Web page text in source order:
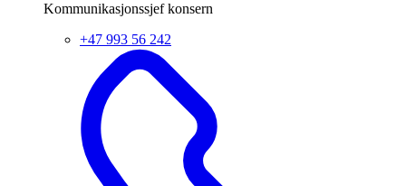
Kommunikasjonssjef konsern
+47 993 56 242